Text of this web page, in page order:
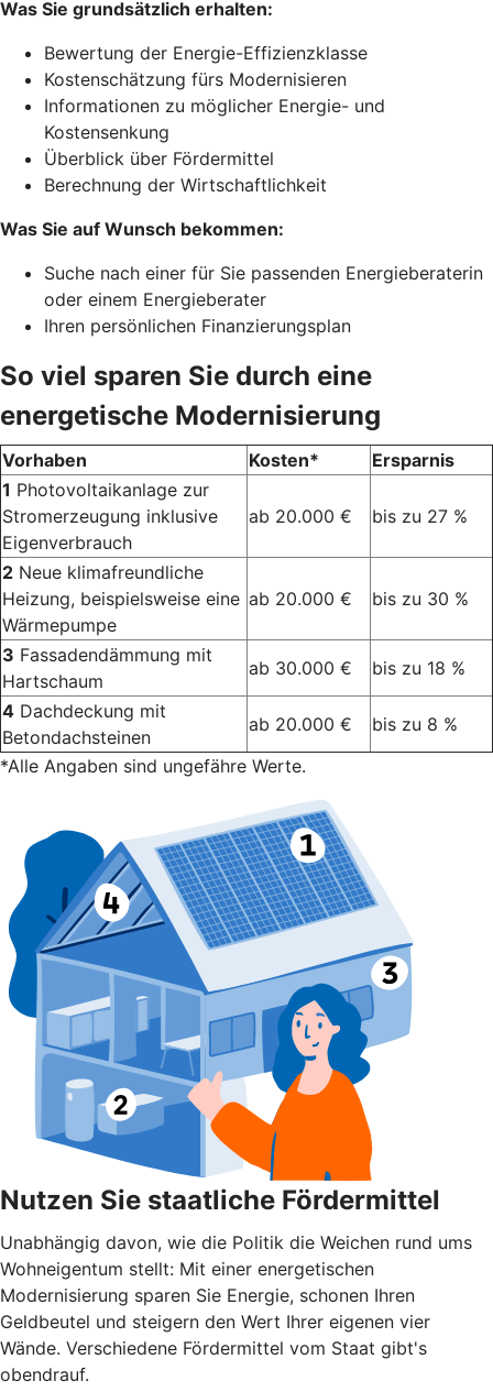
Was Sie grundsätzlich erhalten:
Bewertung der Energie-Effizienzklasse
Kostenschätzung fürs Modernisieren
Informationen zu möglicher Energie- und
Kostensenkung
Überblick über Fördermittel
Berechnung der Wirtschaftlichkeit
Was Sie auf Wunsch bekommen:
Suche nach einer für Sie passenden Energieberaterin
oder einem Energieberater
Ihren persönlichen Finanzierungsplan
So viel sparen Sie durch eine
energetische Modernisierung
Vorhaben Kosten*
Ersparnis
1 Photovoltaikanlage zur
Stromerzeugung inklusive
Eigenverbrauch
ab 20.000 € bis zu 27 %
2 Neue klimafreundliche
Heizung, beispielsweise eine
Wärmepumpe
ab 20.000 € bis zu 30 %
3 Fassadendämmung mit
Hartschaum
ab 30.000 €
bis zu 18 %
4 Dachdeckung mit
Betondachsteinen
ab 20.000 €
bis zu 8 %
*Alle Angaben sind ungefähre Werte.
Nutzen Sie staatliche Fördermittel
Unabhängig davon, wie die Politik die Weichen rund ums
Wohnei­gentum stellt: Mit einer energetischen
Modernisierung sparen Sie Energie, schonen Ihren
Geldbeutel und steigern den Wert Ihrer eigenen vier
Wände. Verschiedene Fördermittel vom Staat gibt's
obendrauf.